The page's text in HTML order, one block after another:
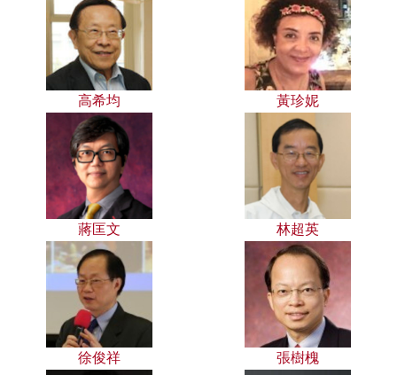
高希均 黃珍妮
蔣匡文 林超英
徐俊祥 張樹槐